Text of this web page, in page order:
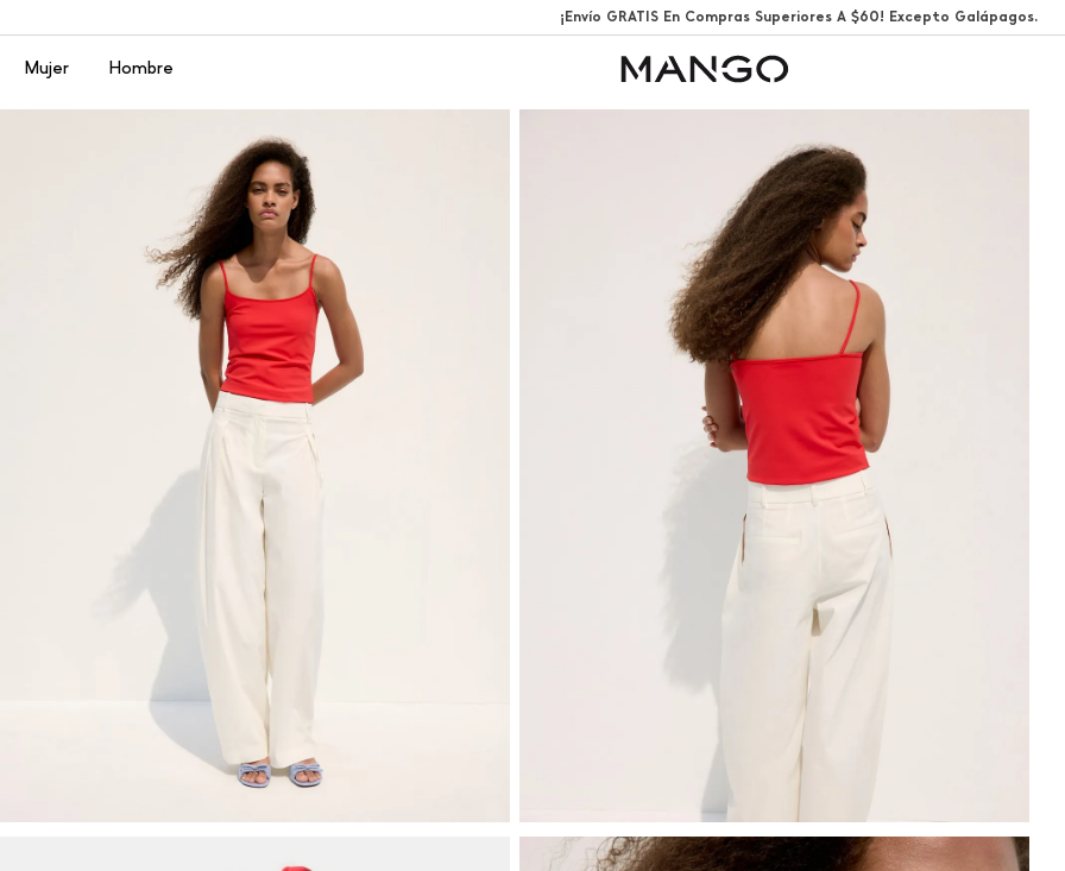
¡Envío GRATIS En Compras Superiores A $60! Excepto Galápagos.
Menú
Mujer Hombre